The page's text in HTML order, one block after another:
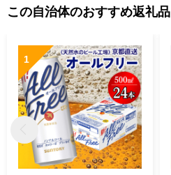
この自治体のおすすめ返礼品
1